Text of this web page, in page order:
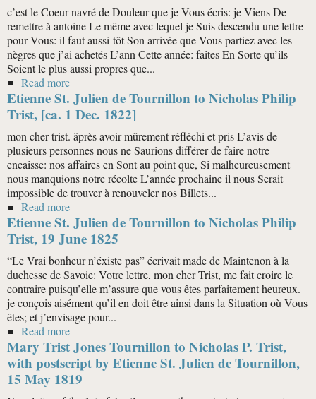
c’est le Coeur navré de Douleur que je Vous écris: je Viens De
remettre à antoine Le même avec lequel je Suis descendu une lettre
pour Vous: il faut aussi-tôt Son arrivée que Vous partiez avec les
nègres que j’ai achetés L’ann Cette année: faites En Sorte qu’ils
Soient le plus aussi propres que...
Read more
Philip Trist, 4 Dec. 1822
Etienne St. Julien de Tournillon to Nicholas Philip
Trist, [ca. 1 Dec. 1822]
mon cher trist. âprès avoir mûrement réfléchi et pris L’avis de
plusieurs personnes nous ne Saurions différer de faire notre
encaisse: nos affaires en Sont au point que, Si malheureusement
nous manquions notre récolte L’année prochaine il nous Serait
impossible de trouver à renouveler nos Billets...
Read more
Philip Trist, [ca. 1 Dec. 1822]
Etienne St. Julien de Tournillon to Nicholas Philip
Trist, 19 June 1825
“Le Vrai bonheur n’éxiste pas” écrivait made de Maintenon à la
duchesse de Savoie: Votre lettre, mon cher Trist, me fait croire le
contraire puisqu’elle m’assure que vous êtes parfaitement heureux.
je conçois aisément qu’il en doit être ainsi dans la Situation où Vous
êtes; et j’envisage pour...
Read more
Philip Trist, 19 June 1825
Mary Trist Jones Tournillon to Nicholas P. Trist,
with postscript by Etienne St. Julien de Tournillon,
15 May 1819